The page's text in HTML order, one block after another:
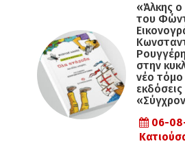
«Άλκης
του
στην
νέο τόμο
εκδόσεις
06-08-